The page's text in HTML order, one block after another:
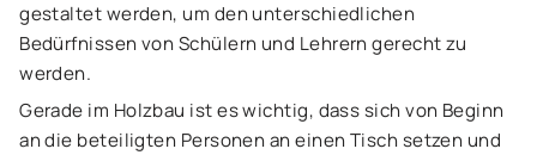
gestaltet werden, um den unterschiedlichen
Bedürfnissen von Schülern und Lehrern gerecht zu
werden.
Gerade im Holzbau ist es wichtig, dass sich von Beginn
an die beteiligten Personen an einen Tisch setzen und